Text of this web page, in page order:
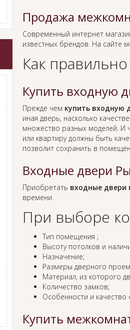
Продажа
Современный интернет
известных брендов. На сайте
Как
Купить входную
Прежде чем купить входную
иная дверь, насколько
множество разных моделей. И
или квартиру должны быть
позволит сохранить в
Входные двери
Приобретать входные
времени.
При выборе
Тип помещения ;
Высоту потолков и
Назначение;
Размеры дверного
Материал, из которого
Количество замков;
Особенности и качество
Купить